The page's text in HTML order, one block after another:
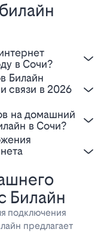
в Сочи?
связи в 2026
в Сочи?
Билайн
подключения
предлагает